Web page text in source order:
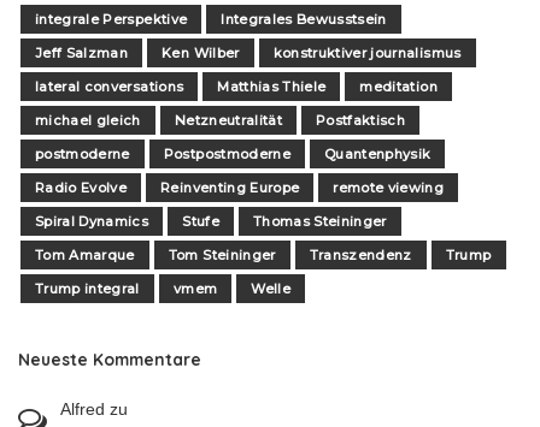
integrale Perspektive
Integrales Bewusstsein
Jeff Salzman
Ken Wilber
konstruktiver journalismus
lateral conversations
Matthias Thiele
meditation
michael gleich
Netzneutralität
Postfaktisch
postmoderne
Postpostmoderne
Quantenphysik
Radio Evolve
Reinventing Europe
remote viewing
Spiral Dynamics
Stufe
Thomas Steininger
Tom Amarque
Tom Steininger Transzendenz
Trump
Trump integral
vmem Welle
Neueste Kommentare
Alfred zu